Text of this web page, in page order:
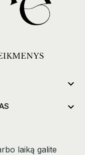


laiką galite